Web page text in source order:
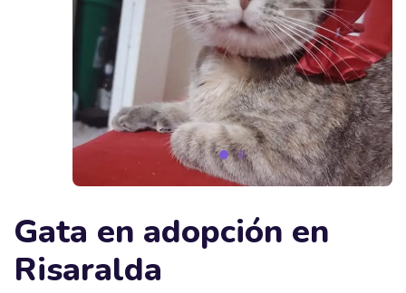
Gata en adopción en
Risaralda